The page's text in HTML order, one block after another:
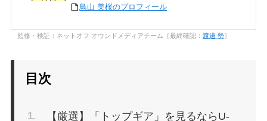
鳥山 美桜のプロフィール
監修・検証：ネットオフ オウンドメディアチーム［最終確認： 渡邊 勢］
目次
【厳選】「トップギア」を見るならU-